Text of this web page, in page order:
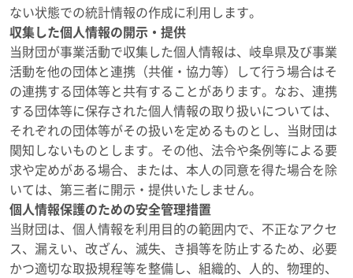
ない状態での統計情報の作成に利用します。
収集した個人情報の開示・提供
当財団が事業活動で収集した個人情報は、岐阜県及び事業
活動を他の団体と連携（共催・協力等）して行う場合はそ
の連携する団体等と共有することがあります。なお、連携
する団体等に保存された個人情報の取り扱いについては、
それぞれの団体等がその扱いを定めるものとし、当財団は
関知しないものとします。その他、法令や条例等による要
求や定めがある場合、または、本人の同意を得た場合を除
いては、第三者に開示・提供いたしません。
個人情報保護のための安全管理措置
当財団は、個人情報を利用目的の範囲内で、不正なアクセ
ス、漏えい、改ざん、滅失、き損等を防止するため、必要
かつ適切な取扱規程等を整備し、組織的、人的、物理的、